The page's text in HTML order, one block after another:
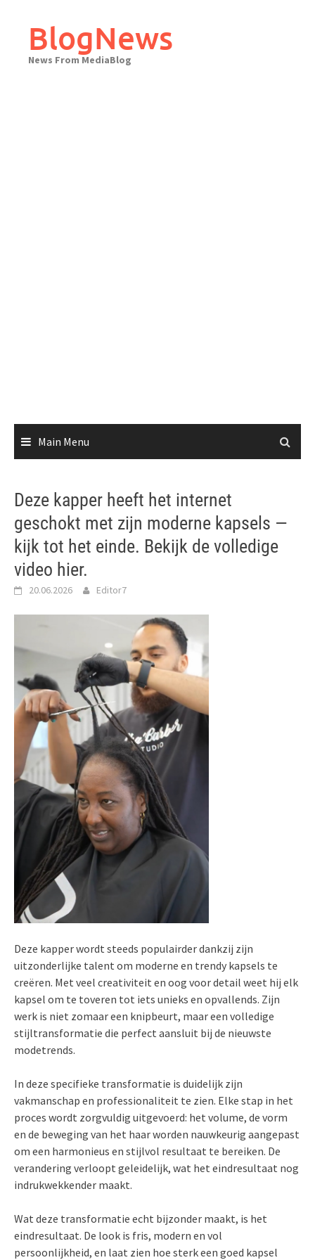
contentBlogNews
News From MediaBlog
Main Menu
Deze kapper heeft het internet
geschokt met zijn moderne kapsels —
kijk tot het einde. Bekijk de volledige
video hier.
20.06.2026 Editor7
Deze kapper wordt steeds populairder dankzij zijn
uitzonderlijke talent om moderne en trendy kapsels te
creëren. Met veel creativiteit en oog voor detail weet hij elk
kapsel om te toveren tot iets unieks en opvallends. Zijn
werk is niet zomaar een knipbeurt, maar een volledige
stijltransformatie die perfect aansluit bij de nieuwste
modetrends.
In deze specifieke transformatie is duidelijk zijn
vakmanschap en professionaliteit te zien. Elke stap in het
proces wordt zorgvuldig uitgevoerd: het volume, de vorm
en de beweging van het haar worden nauwkeurig aangepast
om een harmonieus en stijlvol resultaat te bereiken. De
verandering verloopt geleidelijk, wat het eindresultaat nog
indrukwekkender maakt.
Wat deze transformatie echt bijzonder maakt, is het
eindresultaat. De look is fris, modern en vol
persoonlijkheid, en laat zien hoe sterk een goed kapsel